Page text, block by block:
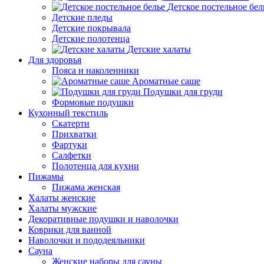
Детское постельное
Детские пледы
Детские покрывала
Детские полотенца
Детские халаты
Для здоровья
Пояса и наколенники
Ароматные саше
Подушки для груди
Формовые подушки
Кухонный текстиль
Скатерти
Прихватки
Фартуки
Салфетки
Полотенца для кухни
Пижамы
Пижама женская
Халаты женские
Халаты мужские
Декоративные подушки и наволочки
Коврики для ванной
Наволочки и пододеяльники
Сауна
Женские наборы для сауны